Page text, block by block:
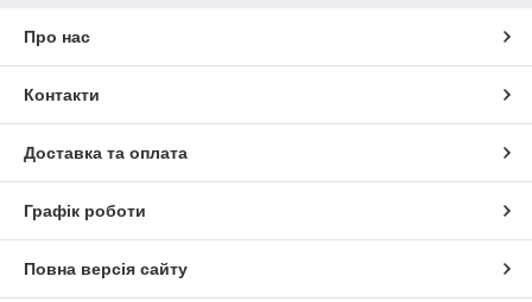
Про нас
Контакти
Доставка та оплата
Графік роботи
Повна версія сайту